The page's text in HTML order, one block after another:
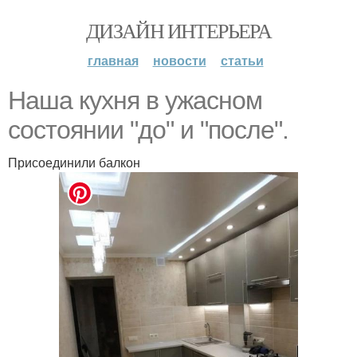
ДИЗАЙН ИНТЕРЬЕРА
главная новости статьи
Наша кухня в ужасном
состоянии "до" и "после".
Присоединили балкон